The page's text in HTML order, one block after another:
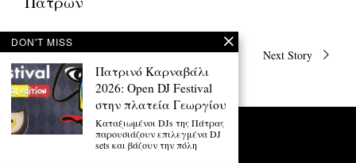
Πλοήγηση
άρθρων
Previous Story Next Story
DON'T MISS
Πατρινό Καρναβάλι
2026: Open DJ Festival
στην πλατεία Γεωργίου
Καταξιωμένοι DJs της Πάτρας
παρουσιάζουν επιλεγμένα DJ
sets και βάζουν την πόλη